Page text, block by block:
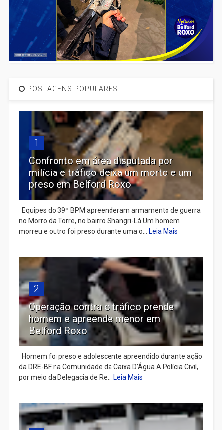
POSTAGENS POPULARES
1
Confronto em área disputada por
milícia e tráfico deixa um morto e um
preso em Belford Roxo
Equipes do 39º BPM apreenderam armamento de guerra
no Morro da Torre, no bairro Shangri-Lá Um homem
morreu e outro foi preso durante uma o...
Leia Mais
2
Operação contra o tráfico prende
homem e apreende menor em
Belford Roxo
Homem foi preso e adolescente apreendido durante ação
da DRE-BF na Comunidade da Caixa D’Água A Polícia Civil,
por meio da Delegacia de Re...
Leia Mais